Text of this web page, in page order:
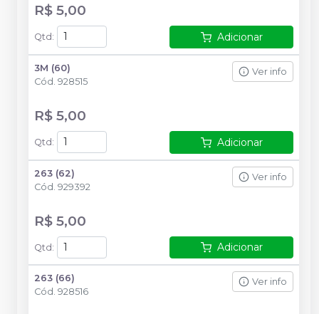
R$ 5,00
Qtd : Adicionar
3M (60)
Cód. 928515
Ver info
R$ 5,00
Qtd : Adicionar
263 (62)
Cód. 929392
Ver info
R$ 5,00
Qtd: Adicionar
263 (66)
Cód. 928516
Ver info